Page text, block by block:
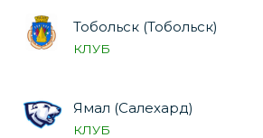
Тобольск (Тобольск)
КЛУБ
Ямал (Салехард)
КЛУБ